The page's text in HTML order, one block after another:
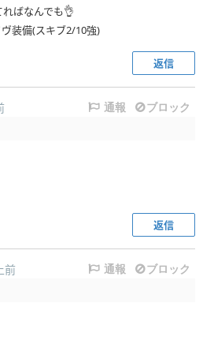
ればなんでも👌
装備(スキブ2/10強)
返信
通報 ブロック
返信
前 通報 ブロック